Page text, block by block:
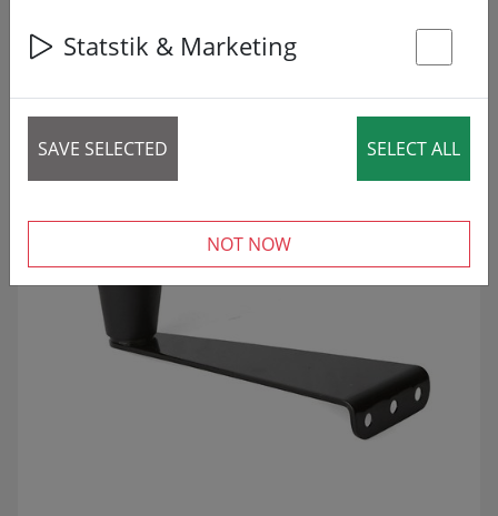
1 articleStatstik & Marketing
SAVE SELECTED SELECT ALL
NOT NOW